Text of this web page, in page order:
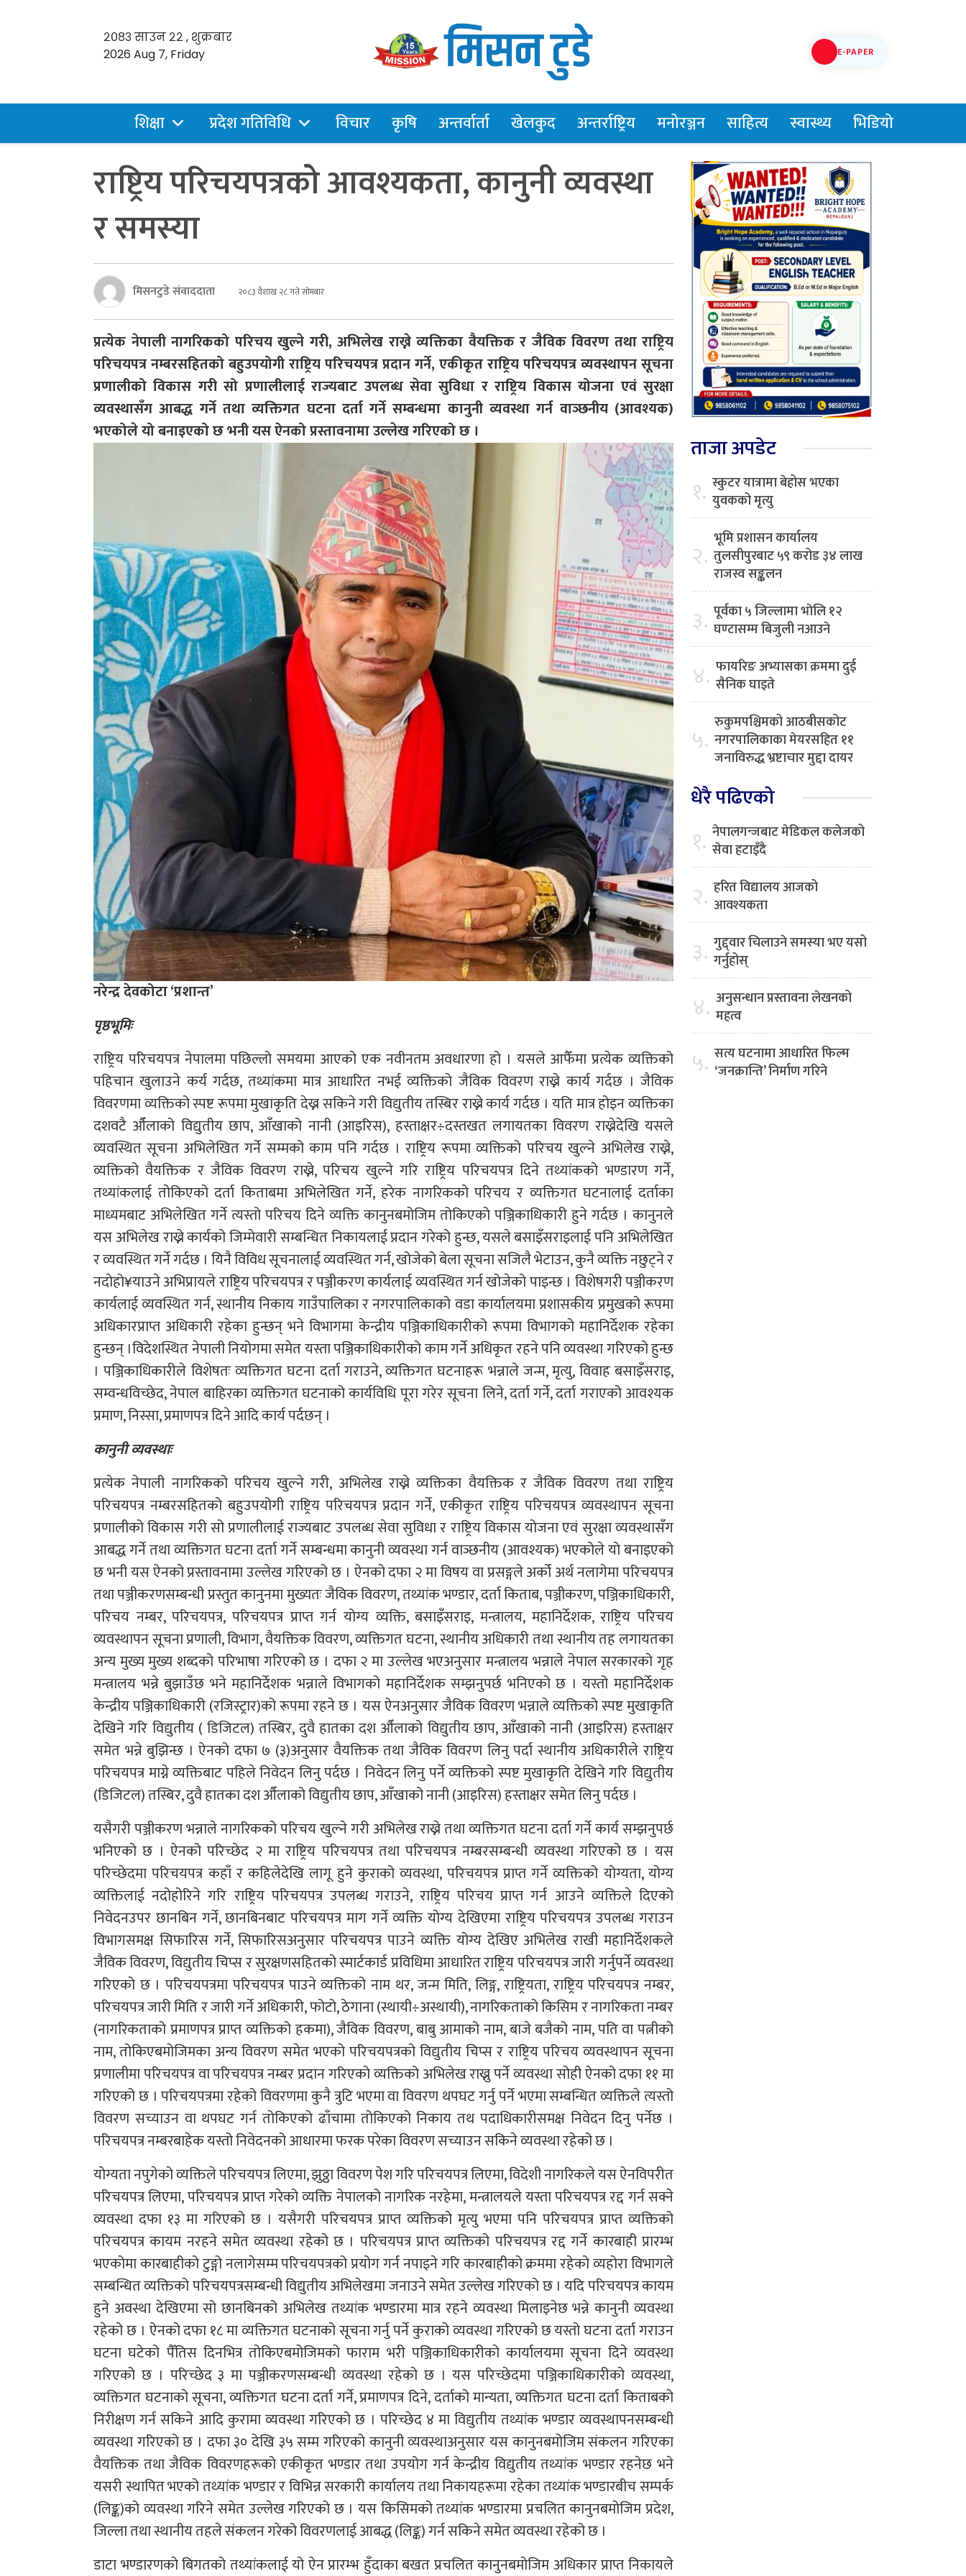
२०८३ साउन २२ , शुक्रबार
2026 Aug 7, Friday
E-PAPER
शिक्षा प्रदेश गतिविधि विचार कृषि अन्तर्वार्ता खेलकुद अन्तर्राष्ट्रिय मनोरञ्जन साहित्य स्वास्थ्य भिडियो
राष्ट्रिय परिचयपत्रको आवश्यकता, कानुनी व्यवस्था
र समस्या
मिसनटुडे संवाददाता २०८३ वैशाख २८ गते सोमबार
प्रत्येक नेपाली नागरिकको परिचय खुल्ने गरी, अभिलेख राख्ने व्यक्तिका वैयक्तिक र जैविक विवरण तथा राष्ट्रिय
परिचयपत्र नम्बरसहितको बहुउपयोगी राष्ट्रिय परिचयपत्र प्रदान गर्ने, एकीकृत राष्ट्रिय परिचयपत्र व्यवस्थापन सूचना
प्रणालीको विकास गरी सो प्रणालीलाई राज्यबाट उपलब्ध सेवा सुविधा र राष्ट्रिय विकास योजना एवं सुरक्षा
व्यवस्थासँग आबद्ध गर्ने तथा व्यक्तिगत घटना दर्ता गर्ने सम्बन्धमा कानुनी व्यवस्था गर्न वाञ्छनीय (आवश्यक)
भएकोले यो बनाइएको छ भनी यस ऐनको प्रस्तावनामा उल्लेख गरिएको छ ।
नरेन्द्र देवकोटा ‘प्रशान्त’
पृष्ठभूमिः
राष्ट्रिय परिचयपत्र नेपालमा पछिल्लो समयमा आएको एक नवीनतम अवधारणा हो । यसले आफैँमा प्रत्येक व्यक्तिको
पहिचान खुलाउने कर्य गर्दछ, तथ्यांकमा मात्र आधारित नभई व्यक्तिको जैविक विवरण राख्ने कार्य गर्दछ । जैविक
विवरणमा व्यक्तिको स्पष्ट रूपमा मुखाकृति देख्न सकिने गरी विद्युतीय तस्बिर राख्ने कार्य गर्दछ । यति मात्र होइन व्यक्तिका
दशवटै औँलाको विद्युतीय छाप, आँखाको नानी (आइरिस), हस्ताक्षर÷दस्तखत लगायतका विवरण राख्नेदेखि यसले
व्यवस्थित सूचना अभिलेखित गर्ने सम्मको काम पनि गर्दछ । राष्ट्रिय रूपमा व्यक्तिको परिचय खुल्ने अभिलेख राख्ने,
व्यक्तिको वैयक्तिक र जैविक विवरण राख्ने, परिचय खुल्ने गरि राष्ट्रिय परिचयपत्र दिने तथ्यांकको भण्डारण गर्ने,
तथ्यांकलाई तोकिएको दर्ता किताबमा अभिलेखित गर्ने, हरेक नागरिकको परिचय र व्यक्तिगत घटनालाई दर्ताका
माध्यमबाट अभिलेखित गर्ने त्यस्तो परिचय दिने व्यक्ति कानुनबमोजिम तोकिएको पञ्जिकाधिकारी हुने गर्दछ । कानुनले
यस अभिलेख राख्ने कार्यको जिम्मेवारी सम्बन्धित निकायलाई प्रदान गरेको हुन्छ, यसले बसाइँसराइलाई पनि अभिलेखित
र व्यवस्थित गर्ने गर्दछ । यिनै विविध सूचनालाई व्यवस्थित गर्न, खोजेको बेला सूचना सजिलै भेटाउन, कुनै व्यक्ति नछुट्ने र
नदोहो¥याउने अभिप्रायले राष्ट्रिय परिचयपत्र र पञ्जीकरण कार्यलाई व्यवस्थित गर्न खोजेको पाइन्छ । विशेषगरी पञ्जीकरण
कार्यलाई व्यवस्थित गर्न, स्थानीय निकाय गाउँपालिका र नगरपालिकाको वडा कार्यालयमा प्रशासकीय प्रमुखको रूपमा
अधिकारप्राप्त अधिकारी रहेका हुन्छन् भने विभागमा केन्द्रीय पञ्जिकाधिकारीको रूपमा विभागको महानिर्देशक रहेका
हुन्छन् ।विदेशस्थित नेपाली नियोगमा समेत यस्ता पञ्जिकाधिकारीको काम गर्ने अधिकृत रहने पनि व्यवस्था गरिएको हुन्छ
। पञ्जिकाधिकारीले विशेषतः व्यक्तिगत घटना दर्ता गराउने, व्यक्तिगत घटनाहरू भन्नाले जन्म, मृत्यु, विवाह बसाइँसराइ,
सम्वन्धविच्छेद, नेपाल बाहिरका व्यक्तिगत घटनाको कार्यविधि पूरा गरेर सूचना लिने, दर्ता गर्ने, दर्ता गराएको आवश्यक
प्रमाण, निस्सा, प्रमाणपत्र दिने आदि कार्य पर्दछन् ।
कानुनी व्यवस्थाः
प्रत्येक नेपाली नागरिकको परिचय खुल्ने गरी, अभिलेख राख्ने व्यक्तिका वैयक्तिक र जैविक विवरण तथा राष्ट्रिय
परिचयपत्र नम्बरसहितको बहुउपयोगी राष्ट्रिय परिचयपत्र प्रदान गर्ने, एकीकृत राष्ट्रिय परिचयपत्र व्यवस्थापन सूचना
प्रणालीको विकास गरी सो प्रणालीलाई राज्यबाट उपलब्ध सेवा सुविधा र राष्ट्रिय विकास योजना एवं सुरक्षा व्यवस्थासँग
आबद्ध गर्ने तथा व्यक्तिगत घटना दर्ता गर्ने सम्बन्धमा कानुनी व्यवस्था गर्न वाञ्छनीय (आवश्यक) भएकोले यो बनाइएको
छ भनी यस ऐनको प्रस्तावनामा उल्लेख गरिएको छ । ऐनको दफा २ मा विषय वा प्रसङ्गले अर्को अर्थ नलागेमा परिचयपत्र
तथा पञ्जीकरणसम्बन्धी प्रस्तुत कानुनमा मुख्यतः जैविक विवरण, तथ्यांक भण्डार, दर्ता किताब, पञ्जीकरण, पञ्जिकाधिकारी,
परिचय नम्बर, परिचयपत्र, परिचयपत्र प्राप्त गर्न योग्य व्यक्ति, बसाइँसराइ, मन्त्रालय, महानिर्देशक, राष्ट्रिय परिचय
व्यवस्थापन सूचना प्रणाली, विभाग, वैयक्तिक विवरण, व्यक्तिगत घटना, स्थानीय अधिकारी तथा स्थानीय तह लगायतका
अन्य मुख्य मुख्य शब्दको परिभाषा गरिएको छ । दफा २ मा उल्लेख भएअनुसार मन्त्रालय भन्नाले नेपाल सरकारको गृह
मन्त्रालय भन्ने बुझाउँछ भने महानिर्देशक भन्नाले विभागको महानिर्देशक सम्झनुपर्छ भनिएको छ । यस्तो महानिर्देशक
केन्द्रीय पञ्जिकाधिकारी (रजिस्ट्रार)को रूपमा रहने छ । यस ऐनअनुसार जैविक विवरण भन्नाले व्यक्तिको स्पष्ट मुखाकृति
देखिने गरि विद्युतीय ( डिजिटल) तस्बिर, दुवै हातका दश औँलाको विद्युतीय छाप, आँखाको नानी (आइरिस) हस्ताक्षर
समेत भन्ने बुझिन्छ । ऐनको दफा ७ (३)अनुसार वैयक्तिक तथा जैविक विवरण लिनु पर्दा स्थानीय अधिकारीले राष्ट्रिय
परिचयपत्र माग्ने व्यक्तिबाट पहिले निवेदन लिनु पर्दछ । निवेदन लिनु पर्ने व्यक्तिको स्पष्ट मुखाकृति देखिने गरि विद्युतीय
(डिजिटल) तस्बिर, दुवै हातका दश औँलाको विद्युतीय छाप, आँखाको नानी (आइरिस) हस्ताक्षर समेत लिनु पर्दछ ।
यसैगरी पञ्जीकरण भन्नाले नागरिकको परिचय खुल्ने गरी अभिलेख राख्ने तथा व्यक्तिगत घटना दर्ता गर्ने कार्य सम्झनुपर्छ
भनिएको छ । ऐनको परिच्छेद २ मा राष्ट्रिय परिचयपत्र तथा परिचयपत्र नम्बरसम्बन्धी व्यवस्था गरिएको छ । यस
परिच्छेदमा परिचयपत्र कहाँ र कहिलेदेखि लागू हुने कुराको व्यवस्था, परिचयपत्र प्राप्त गर्ने व्यक्तिको योग्यता, योग्य
व्यक्तिलाई नदोहोरिने गरि राष्ट्रिय परिचयपत्र उपलब्ध गराउने, राष्ट्रिय परिचय प्राप्त गर्न आउने व्यक्तिले दिएको
निवेदनउपर छानबिन गर्ने, छानबिनबाट परिचयपत्र माग गर्ने व्यक्ति योग्य देखिएमा राष्ट्रिय परिचयपत्र उपलब्ध गराउन
विभागसमक्ष सिफारिस गर्ने, सिफारिसअनुसार परिचयपत्र पाउने व्यक्ति योग्य देखिए अभिलेख राखी महानिर्देशकले
जैविक विवरण, विद्युतीय चिप्स र सुरक्षणसहितको स्मार्टकार्ड प्रविधिमा आधारित राष्ट्रिय परिचयपत्र जारी गर्नुपर्ने व्यवस्था
गरिएको छ । परिचयपत्रमा परिचयपत्र पाउने व्यक्तिको नाम थर, जन्म मिति, लिङ्ग, राष्ट्रियता, राष्ट्रिय परिचयपत्र नम्बर,
परिचयपत्र जारी मिति र जारी गर्ने अधिकारी, फोटो, ठेगाना (स्थायी÷अस्थायी), नागरिकताको किसिम र नागरिकता नम्बर
(नागरिकताको प्रमाणपत्र प्राप्त व्यक्तिको हकमा), जैविक विवरण, बाबु आमाको नाम, बाजे बजैको नाम, पति वा पत्नीको
नाम, तोकिएबमोजिमका अन्य विवरण समेत भएको परिचयपत्रको विद्युतीय चिप्स र राष्ट्रिय परिचय व्यवस्थापन सूचना
प्रणालीमा परिचयपत्र वा परिचयपत्र नम्बर प्रदान गरिएको व्यक्तिको अभिलेख राख्नु पर्ने व्यवस्था सोही ऐनको दफा ११ मा
गरिएको छ । परिचयपत्रमा रहेको विवरणमा कुनै त्रुटि भएमा वा विवरण थपघट गर्नु पर्ने भएमा सम्बन्धित व्यक्तिले त्यस्तो
विवरण सच्याउन वा थपघट गर्न तोकिएको ढाँचामा तोकिएको निकाय तथ पदाधिकारीसमक्ष निवेदन दिनु पर्नेछ ।
परिचयपत्र नम्बरबाहेक यस्तो निवेदनको आधारमा फरक परेका विवरण सच्याउन सकिने व्यवस्था रहेको छ ।
योग्यता नपुगेको व्यक्तिले परिचयपत्र लिएमा, झुठ्ठा विवरण पेश गरि परिचयपत्र लिएमा, विदेशी नागरिकले यस ऐनविपरीत
परिचयपत्र लिएमा, परिचयपत्र प्राप्त गरेको व्यक्ति नेपालको नागरिक नरहेमा, मन्त्रालयले यस्ता परिचयपत्र रद्द गर्न सक्ने
व्यवस्था दफा १३ मा गरिएको छ । यसैगरी परिचयपत्र प्राप्त व्यक्तिको मृत्यु भएमा पनि परिचयपत्र प्राप्त व्यक्तिको
परिचयपत्र कायम नरहने समेत व्यवस्था रहेको छ । परिचयपत्र प्राप्त व्यक्तिको परिचयपत्र रद्द गर्ने कारबाही प्रारम्भ
भएकोमा कारबाहीको टुङ्गो नलागेसम्म परिचयपत्रको प्रयोग गर्न नपाइने गरि कारबाहीको क्रममा रहेको व्यहोरा विभागले
सम्बन्धित व्यक्तिको परिचयपत्रसम्बन्धी विद्युतीय अभिलेखमा जनाउने समेत उल्लेख गरिएको छ । यदि परिचयपत्र कायम
हुने अवस्था देखिएमा सो छानबिनको अभिलेख तथ्यांक भण्डारमा मात्र रहने व्यवस्था मिलाइनेछ भन्ने कानुनी व्यवस्था
रहेको छ । ऐनको दफा १८ मा व्यक्तिगत घटनाको सूचना गर्नु पर्ने कुराको व्यवस्था गरिएको छ यस्तो घटना दर्ता गराउन
घटना घटेको पैँतिस दिनभित्र तोकिएबमोजिमको फाराम भरी पञ्जिकाधिकारीको कार्यालयमा सूचना दिने व्यवस्था
गरिएको छ । परिच्छेद ३ मा पञ्जीकरणसम्बन्धी व्यवस्था रहेको छ । यस परिच्छेदमा पञ्जिकाधिकारीको व्यवस्था,
व्यक्तिगत घटनाको सूचना, व्यक्तिगत घटना दर्ता गर्ने, प्रमाणपत्र दिने, दर्ताको मान्यता, व्यक्तिगत घटना दर्ता किताबको
निरीक्षण गर्न सकिने आदि कुरामा व्यवस्था गरिएको छ । परिच्छेद ४ मा विद्युतीय तथ्यांक भण्डार व्यवस्थापनसम्बन्धी
व्यवस्था गरिएको छ । दफा ३० देखि ३५ सम्म गरिएको कानुनी व्यवस्थाअनुसार यस कानुनबमोजिम संकलन गरिएका
वैयक्तिक तथा जैविक विवरणहरूको एकीकृत भण्डार तथा उपयोग गर्न केन्द्रीय विद्युतीय तथ्यांक भण्डार रहनेछ भने
यसरी स्थापित भएको तथ्यांक भण्डार र विभिन्न सरकारी कार्यालय तथा निकायहरूमा रहेका तथ्यांक भण्डारबीच सम्पर्क
(लिङ्क)को व्यवस्था गरिने समेत उल्लेख गरिएको छ । यस किसिमको तथ्यांक भण्डारमा प्रचलित कानुनबमोजिम प्रदेश,
जिल्ला तथा स्थानीय तहले संकलन गरेको विवरणलाई आबद्ध (लिङ्क) गर्न सकिने समेत व्यवस्था रहेको छ ।
डाटा भण्डारणको बिगतको तथ्यांकलाई यो ऐन प्रारम्भ हुँदाका बखत प्रचलित कानुनबमोजिम अधिकार प्राप्त निकायले
ताजा अपडेट
१. स्कुटर यात्रामा बेहोस भएका
युवकको मृत्यु
२. भूमि प्रशासन कार्यालय
तुलसीपुरबाट ५९ करोड ३४ लाख
राजस्व सङ्कलन
३. पूर्वका ५ जिल्लामा भाेलि १२
घण्टासम्म बिजुली नआउने
४. फायरिङ अभ्यासका क्रममा दुई
सैनिक घाइते
५. रुकुमपश्चिमको आठबीसकोट
नगरपालिकाका मेयरसहित ११
जनाविरुद्ध भ्रष्टाचार मुद्दा दायर
धेरै पढिएको
१. नेपालगन्जबाट मेडिकल कलेजको
सेवा हटाइँदै
२. हरित विद्यालय आजको
आवश्यकता
३. गुद्द्वार चिलाउने समस्या भए यसो
गर्नुहोस्
४. अनुसन्धान प्रस्तावना लेखनको
महत्व
५. सत्य घटनामा आधारित फिल्म
‘जनक्रान्ति’ निर्माण गरिने